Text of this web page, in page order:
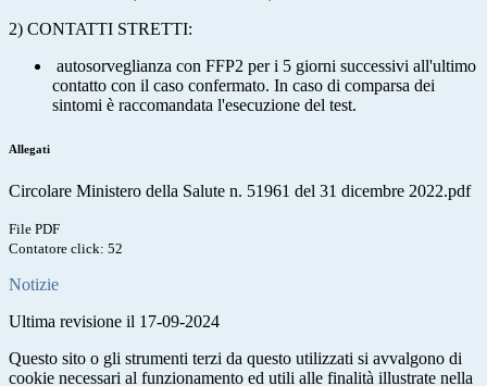
2) CONTATTI STRETTI:
autosorveglianza con FFP2 per i 5 giorni successivi all'ultimo
contatto con il caso confermato. In caso di comparsa dei
sintomi è raccomandata l'esecuzione del test.
Allegati
Circolare Ministero della Salute n. 51961 del 31 dicembre 2022.pdf
File PDF
Contatore click: 52
Notizie
Ultima revisione il 17-09-2024
Questo sito o gli strumenti terzi da questo utilizzati si avvalgono di
cookie necessari al funzionamento ed utili alle finalità illustrate nella